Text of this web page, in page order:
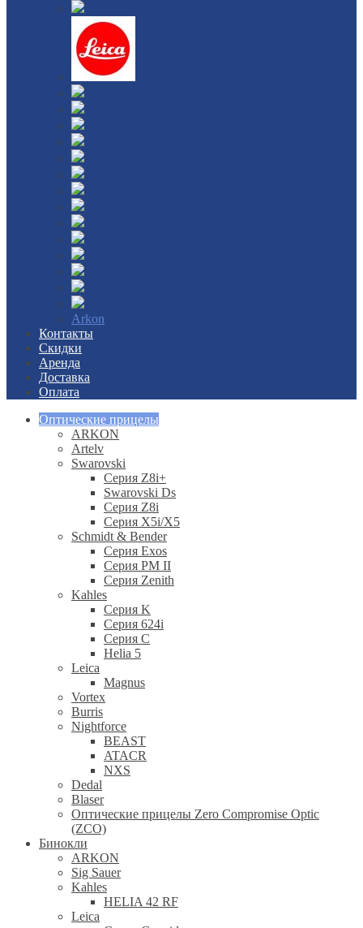
Arkon
Контакты
Скидки
Аренда
Доставка
Оплата
Оптические прицелы
ARKON
Artelv
Swarovski
Серия Z8i+
Swarovski Ds
Серия Z8i
Серия X5i/X5
Schmidt & Bender
Серия Exos
Серия PM II
Cерия Zenith
Kahles
Серия K
Серия 624i
Серия С
Helia 5
Leica
Magnus
Vortex
Burris
Nightforce
BEAST
ATACR
NXS
Dedal
Blaser
Оптические прицелы Zero Compromise Optic
(ZCO)
Бинокли
ARKON
Sig Sauer
Kahles
HELIA 42 RF
Leica